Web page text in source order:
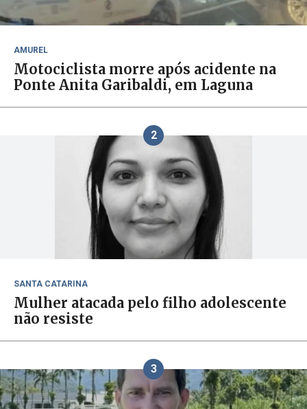
AMUREL
Motociclista morre após acidente na
Ponte Anita Garibaldi, em Laguna
2
SANTA CATARINA
Mulher atacada pelo filho adolescente
não resiste
3